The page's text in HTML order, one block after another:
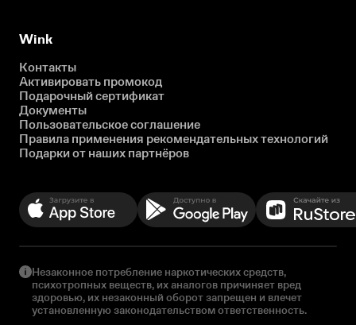
Wink
Контакты
Активировать промокод
Подарочный сертификат
Документы
Пользовательское соглашение
Правила применения рекомендательных технологий
Подарки от наших партнёров
Незаконное потребление наркотических средств,
психотропных веществ, их аналогов причиняет вред
здоровью, их незаконный оборот запрещен и влечет
установленную законодательством ответственность.